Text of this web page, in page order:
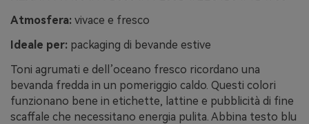
Atmosfera: vivace e fresco
Ideale per: packaging di bevande estive
Toni agrumati e dell’oceano fresco ricordano una
bevanda fredda in un pomeriggio caldo. Questi colori
funzionano bene in etichette, lattine e pubblicità di fine
scaffale che necessitano energia pulita. Abbina testo blu